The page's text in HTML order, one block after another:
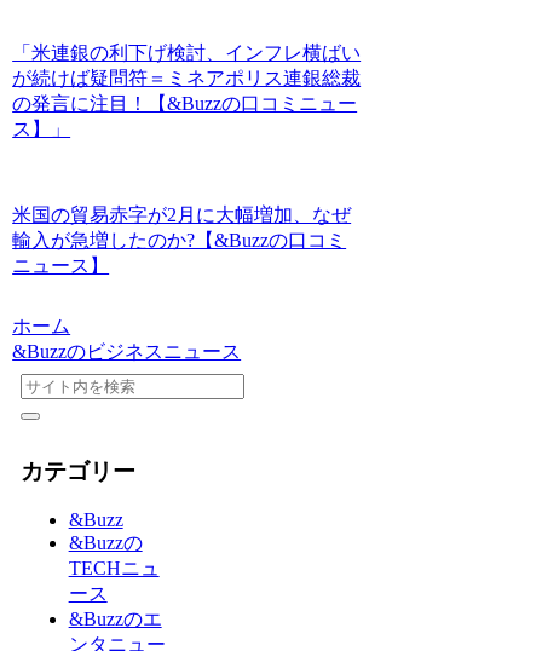
「米連銀の利下げ検討、インフレ横ばい
が続けば疑問符＝ミネアポリス連銀総裁
の発言に注目！【&Buzzの口コミニュー
ス】」
米国の貿易赤字が2月に大幅増加、なぜ
輸入が急増したのか?【&Buzzの口コミ
ニュース】
ホーム
&Buzzのビジネスニュース
カテゴリー
&Buzz
&Buzzの
TECHニュ
ース
&Buzzのエ
ンタニュー